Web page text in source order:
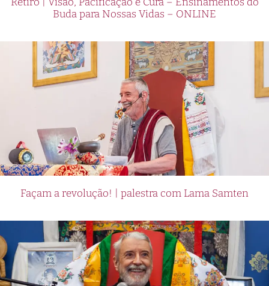
Buda para Nossas Vidas – ONLINE
Façam a revolução! | palestra com Lama Samten